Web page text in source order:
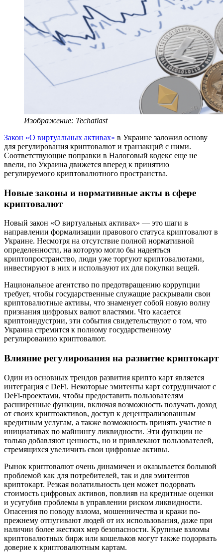
Изображение: Techatlast
Закон «О виртуальных активах» в Украине заложил основу
для регулирования криптовалют и транзакций с ними.
Соответствующие поправки в Налоговый кодекс еще не
ввели, но Украина движется вперед к принятию
регулируемого криптовалютного пространства.
Новые законы и нормативные акты в сфере
криптовалют
Новый закон «О виртуальных активах» — это шаги в
направлении формализации правового статуса криптовалют в
Украине. Несмотря на отсутствие полной нормативной
определенности, на которую могло бы надеяться
криптопространство, люди уже торгуют криптовалютами,
инвестируют в них и используют их для покупки вещей.
Национальное агентство по предотвращению коррупции
требует, чтобы государственные служащие раскрывали свои
криптовалютные активы, что знаменует собой новую волну
признания цифровых валют властями. Что касается
криптоиндустрии, эти события свидетельствуют о том, что
Украина стремится к полному государственному
регулированию криптовалют.
Влияние регулирования на развитие криптокарт
Один из основных трендов развития крипто карт является
интеграция с DeFi. Некоторые эмитенты карт сотрудничают с
DeFi-проектами, чтобы предоставить пользователям
расширенные функции, включая возможность получать доход
от своих криптоактивов, доступ к децентрализованным
кредитным услугам, а также возможность принять участие в
инициативах по майнингу ликвидности. Эти функции не
только добавляют ценность, но и привлекают пользователей,
стремящихся увеличить свои цифровые активы.
Рынок криптовалют очень динамичен и оказывается большой
проблемой как для потребителей, так и для эмитентов
криптокарт. Резкая волатильность цен может подорвать
стоимость цифровых активов, повлияв на кредитные оценки
и усугубив проблемы в управлении риском ликвидности.
Опасения по поводу взлома, мошенничества и кражи по-
прежнему отпугивают людей от их использования, даже при
наличии более жестких мер безопасности. Крупные взломы
криптовалютных бирж или кошельков могут также подорвать
доверие к криптовалютным картам.